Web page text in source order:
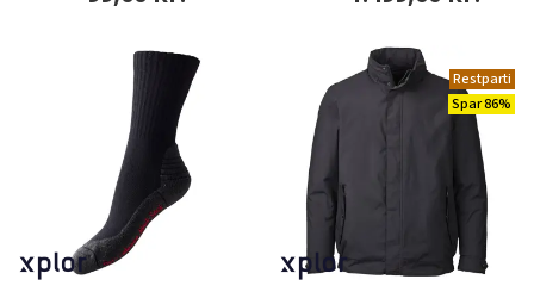
Restparti
Spar 86%